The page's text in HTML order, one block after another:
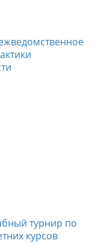
турнир по
курсов